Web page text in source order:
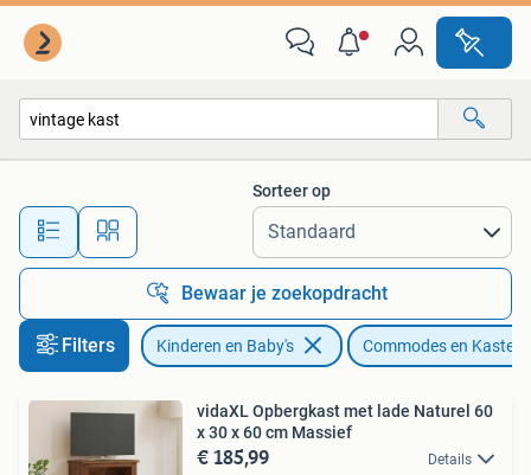
Alle afstanden…
Sorteer op
Bewaar je zoekopdracht
Filters Kinderen en Baby's Commodes en Kasten
vidaXL Opbergkast met lade Naturel 60
x 30 x 60 cm Massief
€ 185,99 Details